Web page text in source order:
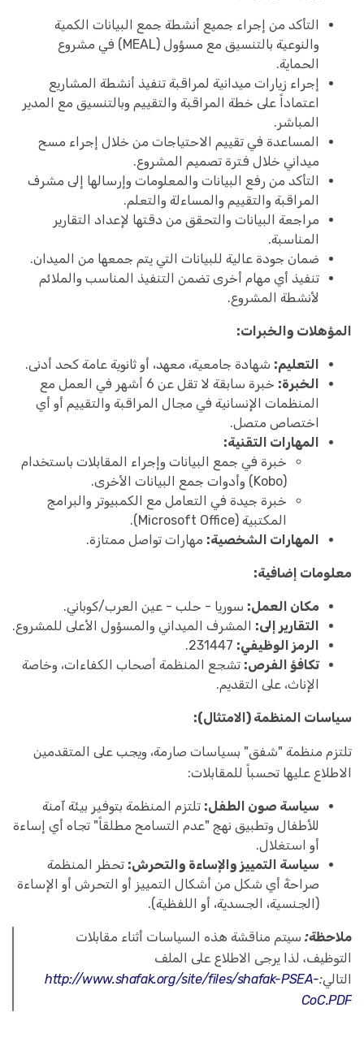
التأكد من إجراء جميع أنشطة جمع البيانات الكمية
والنوعية بالتنسيق مع مسؤول (MEAL) في مشروع
الحماية.
إجراء زيارات ميدانية لمراقبة تنفيذ أنشطة المشاريع
اعتماداً على خطة المراقبة والتقييم وبالتنسيق مع المدير
المباشر.
المساعدة في تقييم الاحتياجات من خلال إجراء مسح
ميداني خلال فترة تصميم المشروع.
التأكد من رفع البيانات والمعلومات وإرسالها إلى مشرف
المراقبة والتقييم والمساءلة والتعلم.
مراجعة البيانات والتحقق من دقتها لإعداد التقارير
المناسبة.
ضمان جودة عالية للبيانات التي يتم جمعها من الميدان.
تنفيذ أي مهام أخرى تضمن التنفيذ المناسب والملائم
لأنشطة المشروع.
المؤهلات والخبرات:
التعليم: شهادة جامعية، معهد، أو ثانوية عامة كحد أدنى.
الخبرة:
خبرة سابقة لا تقل عن 6 أشهر في العمل مع
المنظمات الإنسانية في مجال المراقبة والتقييم أو أي
اختصاص متصل.
المهارات التقنية:
خبرة في جمع البيانات وإجراء المقابلات باستخدام
(Kobo) وأدوات جمع البيانات الأخرى.
خبرة جيدة في التعامل مع الكمبيوتر والبرامج
المكتبية (Microsoft Office).
المهارات الشخصية: مهارات تواصل ممتازة.
معلومات إضافية:
مكان العمل: سوريا - حلب - عين العرب/كوباني.
التقارير إلى: المشرف الميداني والمسؤول الأعلى للمشروع.
الرمز الوظيفي:
تكافؤ الفرص: تشجع المنظمة أصحاب الكفاءات، وخاصة
الإناث، على التقديم.
سياسات المنظمة (الامتثال):
تلتزم منظمة "شفق" بسياسات صارمة، ويجب على المتقدمين
الاطلاع عليها تحسباً للمقابلات:
سياسة صون الطفل: تلتزم المنظمة بتوفير بيئة آمنة
للأطفال وتطبيق نهج "عدم التسامح مطلقاً" تجاه أي إساءة
أو استغلال.
سياسة التمييز والإساءة والتحرش: تحظر المنظمة
صراحةً أي شكل من أشكال التمييز أو التحرش أو الإساءة
(الجنسية، الجسدية، أو اللفظية).
ملاحظة: سيتم مناقشة هذه السياسات أثناء مقابلات
التوظيف، لذا يرجى الاطلاع على الملف
التالي:http://www.shafak.org/site/files/shafak-PSEA-
CoC.PDF